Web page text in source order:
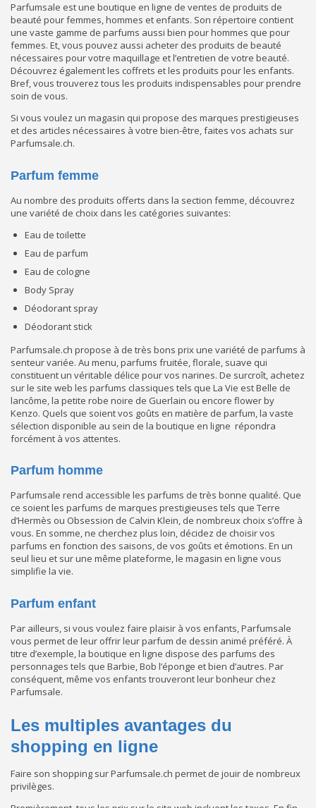
Parfumsale est une boutique en ligne de ventes de produits de
beauté pour femmes, hommes et enfants. Son répertoire contient
une vaste gamme de parfums aussi bien pour hommes que pour
femmes. Et, vous pouvez aussi acheter des produits de beauté
nécessaires pour votre maquillage et l’entretien de votre beauté.
Découvrez également les coffrets et les produits pour les enfants.
Bref, vous trouverez tous les produits indispensables pour prendre
soin de vous.
Si vous voulez un magasin qui propose des marques prestigieuses
et des articles nécessaires à votre bien-être, faites vos achats sur
Parfumsale.ch.
Parfum femme
Au nombre des produits offerts dans la section femme, découvrez
une variété de choix dans les catégories suivantes:
Eau de toilette
Eau de parfum
Eau de cologne
Body Spray
Déodorant spray
Déodorant stick
Parfumsale.ch propose à de très bons prix une variété de parfums à
senteur variée. Au menu, parfums fruitée, florale, suave qui
constituent un véritable délice pour vos narines. De surcroît, achetez
sur le site web les parfums classiques tels que La Vie est Belle de
lancôme, la petite robe noire de Guerlain ou encore flower by
Kenzo. Quels que soient vos goûts en matière de parfum, la vaste
sélection disponible au sein de la boutique en ligne répondra
forcément à vos attentes.
Parfum homme
Parfumsale rend accessible les parfums de très bonne qualité. Que
ce soient les parfums de marques prestigieuses tels que Terre
d’Hermès ou Obsession de Calvin Klein, de nombreux choix s’offre à
vous. En somme, ne cherchez plus loin, décidez de choisir vos
parfums en fonction des saisons, de vos goûts et émotions. En un
seul lieu et sur une même plateforme, le magasin en ligne vous
simplifie la vie.
Parfum enfant
Par ailleurs, si vous voulez faire plaisir à vos enfants, Parfumsale
vous permet de leur offrir leur parfum de dessin animé préféré. À
titre d’exemple, la boutique en ligne dispose des parfums des
personnages tels que Barbie, Bob l’éponge et bien d’autres. Par
conséquent, même vos enfants trouveront leur bonheur chez
Parfumsale.
Les multiples avantages du
shopping en ligne
Faire son shopping sur Parfumsale.ch permet de jouir de nombreux
privilèges.